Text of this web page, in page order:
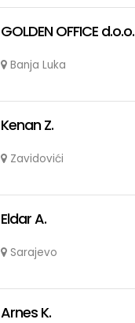
GOLDEN OFFICE d.o.o.
Banja Luka
Kenan Z.
Zavidovići
Eldar A.
Sarajevo
Arnes K.